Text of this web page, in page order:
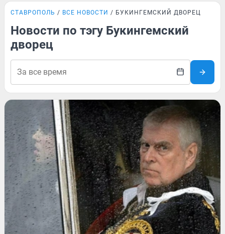
СТАВРОПОЛЬ ВСЕ НОВОСТИ БУКИНГЕМСКИЙ ДВОРЕЦ
Новости по тэгу Букингемский
дворец